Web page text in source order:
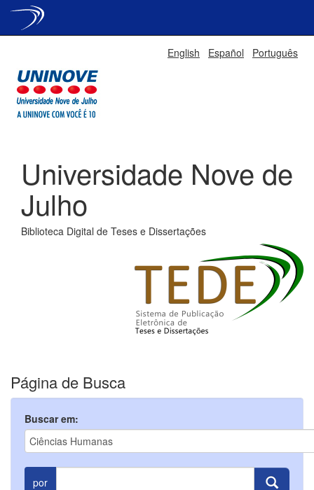
English Español Português
Universidade Nove de
Julho
Biblioteca Digital de Teses e Dissertações
Página de Busca
Buscar em:
por